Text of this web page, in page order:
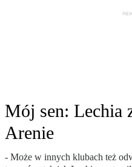
Mój sen: Lechia
Arenie
- Może w innych klubach też